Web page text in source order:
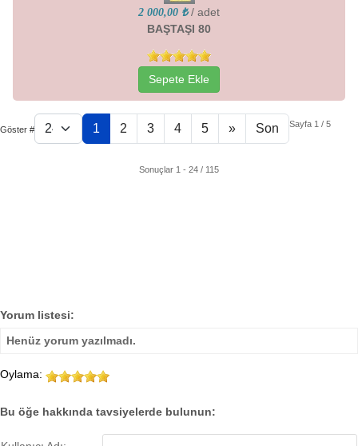
2 000,00 ₺ / adet
BAŞTAŞI 80
Sepete Ekle
Göster # 1 2 3 4 5 » Son Sayfa 1 / 5
Sonuçlar 1 - 24 / 115
Yorum listesi:
Henüz yorum yazılmadı.
Oylama:
Bu öğe hakkında tavsiyelerde bulunun: